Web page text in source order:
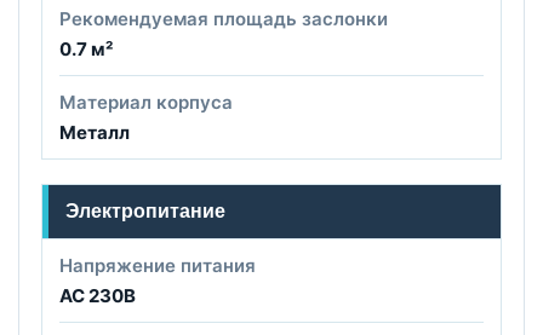
Рекомендуемая площадь заслонки
0.7 м²
Материал корпуса
Металл
Электропитание
Напряжение питания
AC 230B